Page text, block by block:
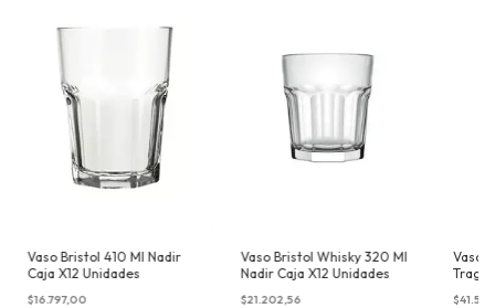
Vaso Bristol 410 Ml Nadir
Caja X12 Unidades
$16.797,00
Vaso Bristol Whisky 320 Ml
Nadir Caja X12 Unidades
$21.202,56
Vaso
Trago